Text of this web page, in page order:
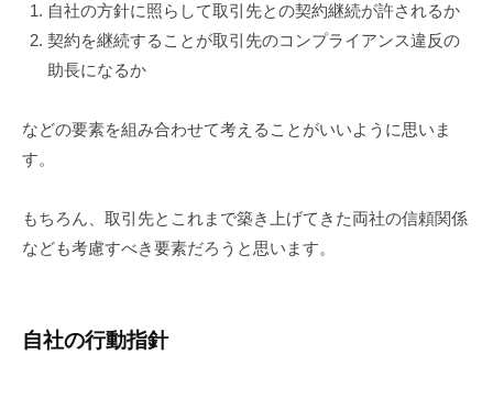
自社の方針に照らして取引先との契約継続が許されるか
契約を継続することが取引先のコンプライアンス違反の
助長になるか
などの要素を組み合わせて考えることがいいように思いま
す。
もちろん、取引先とこれまで築き上げてきた両社の信頼関係
なども考慮すべき要素だろうと思います。
自社の行動指針